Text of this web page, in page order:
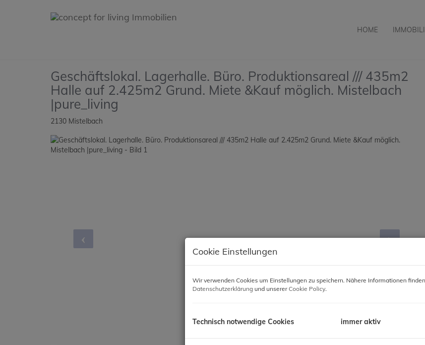
HOME
Geschäftslokal. Lagerhalle. Büro. Produktionsareal /// 435m2
Halle auf 2.425m2 Grund. Miete &Kauf möglich. Mistelbach
|pure_living
2130 Mistelbach
Cookie Einstellungen
Wir verwenden Cookies um Einstellungen zu speichern. Nähere Informationen
Datenschutzerklärung und unsererCookie Policy.
Technisch notwendige Cookies immer aktiv